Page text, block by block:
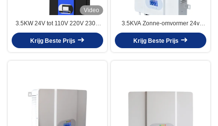
Video
3.5KW 24V tot 110V 220V 230V
All in One Hybrid Inverter met
MPPT-zonnecontroller en
WiFi/GPRS-communicatie
Krijg Beste Prijs
3.5KVA Zonne-omvormer 24v
Zonne Hybride Omvormer Zuivere
Sinus Off Grid Omvormer Voor
Zonne-energie Systeem Met Mppt
Krijg Beste Prijs